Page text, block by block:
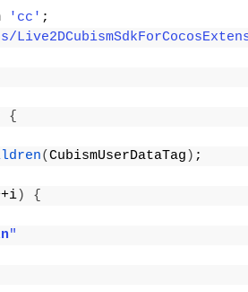
'cc' ;
{
(CubismUserDataTag ) ;
)
{
"